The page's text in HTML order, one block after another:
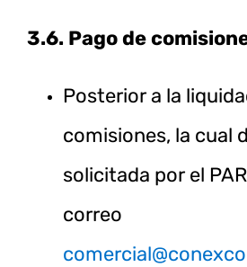
3.6. Pago de
Posterior a la
comisiones, la cual
solicitada por el
correo